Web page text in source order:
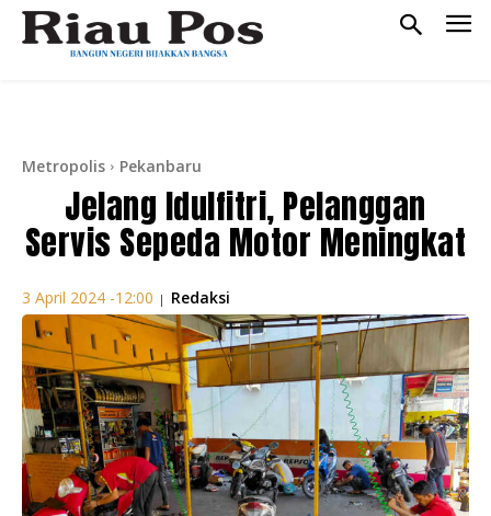
Metropolis Pekanbaru
Jelang Idulfitri, Pelanggan
Servis Sepeda Motor Meningkat
3 April 2024 -12:00 | Redaksi